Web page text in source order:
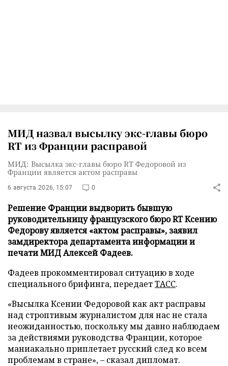
МИД назвал высылку экс-главы бюро
RT из Франции расправой
МИД: Высылка экс-главы бюро RT Федоровой из
Франции является актом расправы
6 августа 2026, 15:07 0
Решение Франции выдворить бывшую
руководительницу французского бюро RT Ксению
Федорову является «актом расправы», заявил
замдиректора департамента информации и
печати МИД Алексей Фадеев.
Фадеев прокомментировал ситуацию в ходе
специального брифинга, передаетТАСС.
«Высылка Ксении Федоровой как акт расправы
над строптивым журналистом для нас не стала
неожиданностью, поскольку мы давно наблюдаем
за действиями руководства Франции, которое
маниакально приплетает русский след ко всем
проблемам в стране», – сказал дипломат.